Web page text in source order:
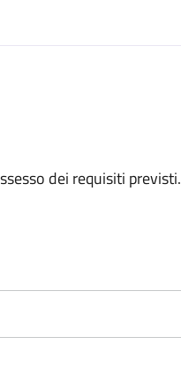
dei requisiti previsti.